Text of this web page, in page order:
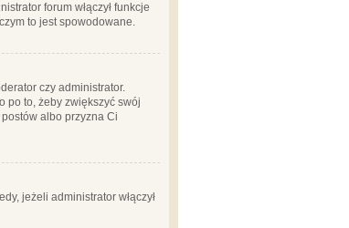
forum włączył funkcje
to jest spowodowane.
czy administrator.
po to, żeby zwiększyć swój
albo przyzna Ci
jeżeli administrator włączył